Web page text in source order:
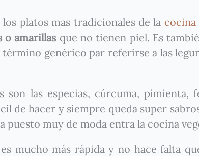
los platos mas tradicionales de la cocina
o amarillas que no tienen piel. Es
término genérico par referirse a las
son las especias, cúrcuma, pimienta,
de hacer y siempre queda super
puesto muy de moda entra la cocina
mucho más rápida y no hace falta